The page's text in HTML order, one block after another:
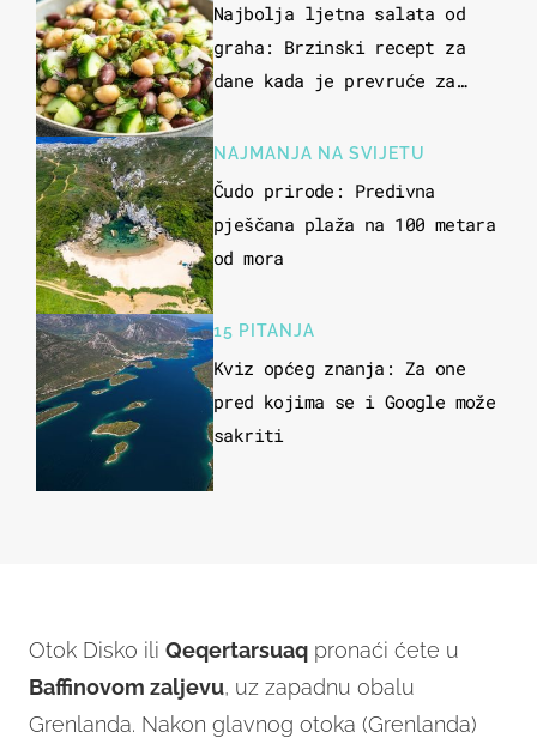
Najbolja ljetna salata od
graha: Brzinski recept za
dane kada je prevruće za
NAJMANJA NA SVIJETU
Čudo prirode: Predivna
pješčana plaža na 100 metara
od mora
15 PITANJA
Kviz općeg znanja: Za one
pred kojima se i Google može
sakriti
Otok Disko ili Qeqertarsuaq pronaći ćete u
Baffinovom zaljevu, uz zapadnu obalu
Grenlanda. Nakon glavnog otoka (Grenlanda)